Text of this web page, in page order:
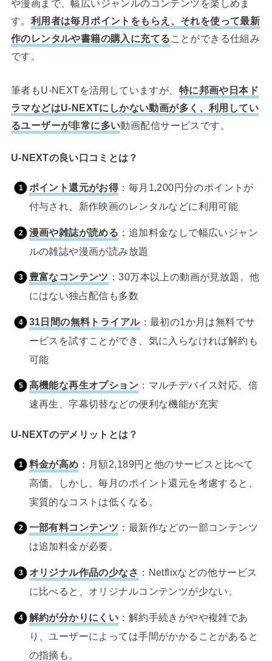
や漫画まで、幅広いジャンルのコンテンツを楽しめま
す。 利用者は毎月ポイントをもらえ、それを使って最新
作のレンタルや書籍の購入に充てる ことができる仕組み
です。
筆者もU-NEXTを活用していますが、 特に邦画や日本ド
ラマなどはU-NEXTにしかない動画が多く、利用してい
るユーザーが非常に多い動画配信サービスです。
U-NEXTの良い口コミとは？
ポイント還元がお得：毎月1,200円分のポイントが
付与され、新作映画のレンタルなどに利用可能
漫画や雑誌が読める ：追加料金なしで幅広いジャン
ルの雑誌や漫画が読み放題
豊富なコンテンツ ：30万本以上の動画が見放題。他
にはない独占配信も多数
31日間の無料トライアル：最初の1か月は無料でサ
ービスを試すことができ、気に入らなければ解約も
可能
高機能な再生オプション ：マルチデバイス対応、倍
速再生、字幕切替などの便利な機能が充実
U-NEXTのデメリットとは？
料金が高め ：月額2,189円と他のサービスと比べて
高価。しかし、毎月のポイント還元を考慮すると、
実質的なコストは低くなる。
一部有料コンテンツ ：最新作などの一部コンテンツ
は追加料金が必要。
オリジナル作品の少なさ ：Netflixなどの他サービス
に比べると、オリジナルコンテンツが少ない。
解約が分かりにくい ：解約手続きがやや複雑であ
り、ユーザーによっては手間がかかることがあると
の指摘も。